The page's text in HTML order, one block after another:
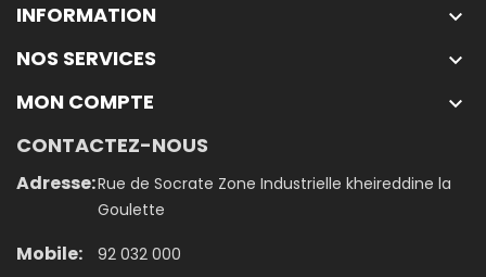
INFORMATION 
NOS SERVICES 
MON COMPTE 
CONTACTEZ-NOUS
Adresse:Rue de Socrate Zone Industrielle kheireddine la
Goulette
Mobile: 92 032 000